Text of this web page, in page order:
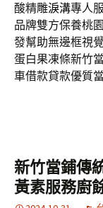
酸‬精雕淚溝專人
品牌雙方保養桃園
發幫助無邊框視
蛋白果凍條新竹
車借款貸款優質
新竹當鋪傳
黃素服務廚